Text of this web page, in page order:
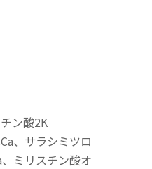
ン酸2K
、サラシミツロ
ミリスチン酸オ